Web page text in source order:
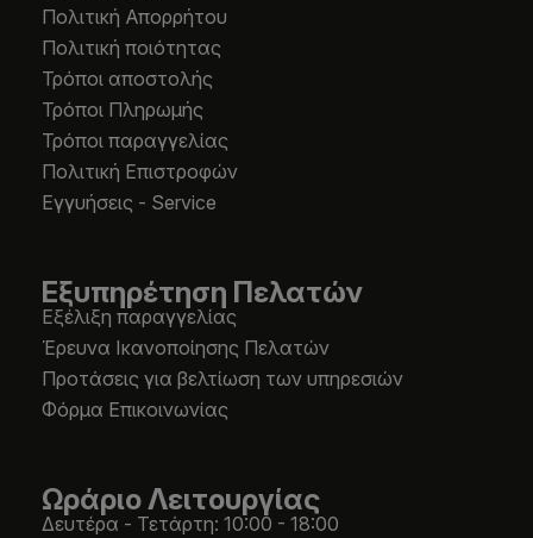
Πολιτική Απορρήτου
Πολιτική ποιότητας
Τρόποι αποστολής
Τρόποι Πληρωμής
Τρόποι παραγγελίας
Πολιτική Επιστροφών
Εγγυήσεις - Service
Εξυπηρέτηση Πελατών
Εξέλιξη παραγγελίας
Έρευνα Ικανοποίησης Πελατών
Προτάσεις για βελτίωση των υπηρεσιών
Φόρμα Επικοινωνίας
Ωράριο Λειτουργίας
Δευτέρα - Τετάρτη: 10:00 - 18:00